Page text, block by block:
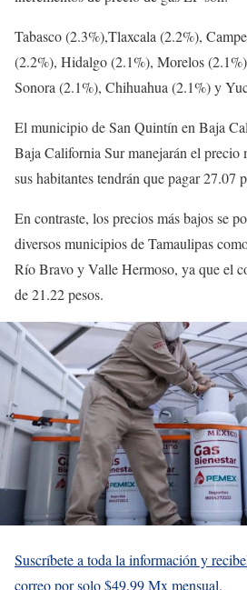
Tabasco (2.3%),Tlaxcala (2.2%),
(2.2%), Hidalgo (2.1%), Morelos
Sonora (2.1%), Chihuahua (2.1%) y
El municipio de San Quintín en Baja
Baja California Sur manejarán el precio
sus habitantes tendrán que pagar 27.07
En contraste, los precios más bajos se
diversos municipios de Tamaulipas
Río Bravo y Valle Hermoso, ya que el
de 21.22 pesos.
Suscríbete a toda la información y
correo por solo $49.99 Mx mensual.